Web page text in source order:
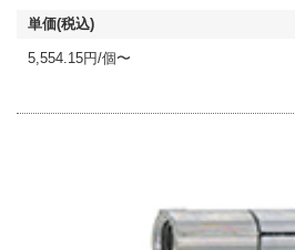
5,554.15円/個〜